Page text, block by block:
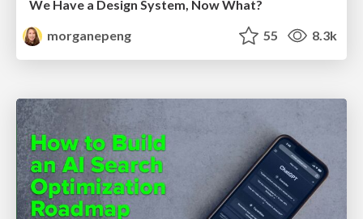
We Have a Design System, Now What?
morganepeng
55 8.3k